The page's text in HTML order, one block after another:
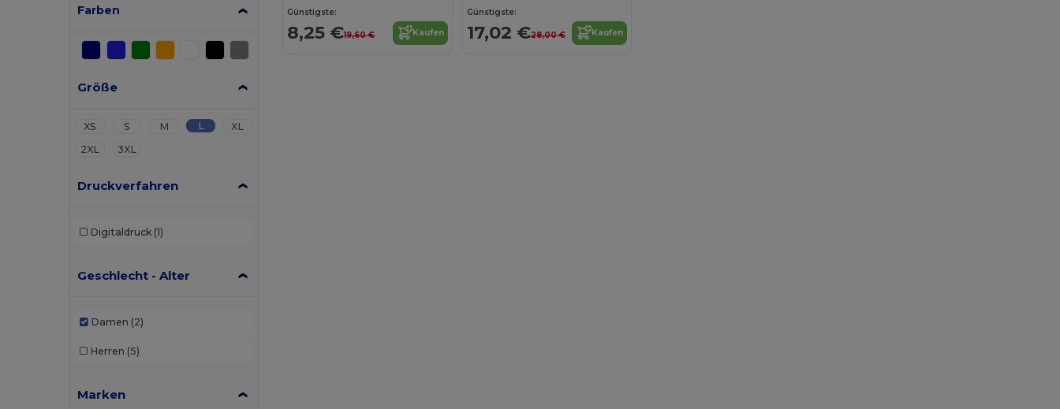
Farben
Größe
XS S M L
XL
2XL
3XL
Druckverfahren
Digitaldruck (1)
Geschlecht - Alter
Damen (2)
Herren (5)
Marken
Günstigste:
8,25 €19,60 € Kaufen
Günstigste:
17,02 €28,00 € Kaufen